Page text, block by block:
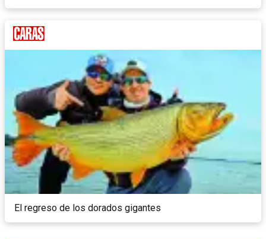
El regreso de los dorados gigantes